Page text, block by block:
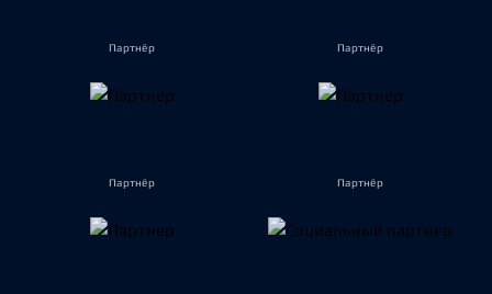
Партнёр Партнёр
Партнёр Партнёр